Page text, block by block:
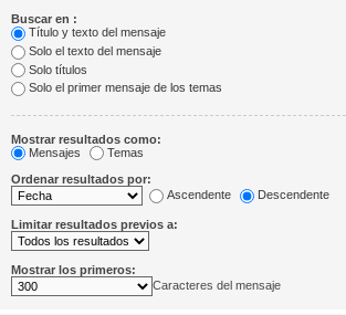
Buscar en :
Título y texto del mensaje
Solo el texto del mensaje
Solo títulos
Solo el primer mensaje de los temas
Mostrar resultados como:
Mensajes
Temas
Ordenar resultados por:
Ascendente
Descendente
Limitar resultados previos a:
Mostrar los primeros:
Caracteres del mensaje